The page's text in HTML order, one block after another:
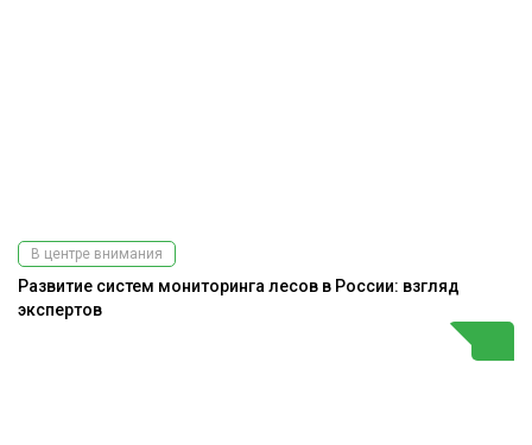
В центре внимания
Развитие систем мониторинга лесов в России: взгляд
экспертов